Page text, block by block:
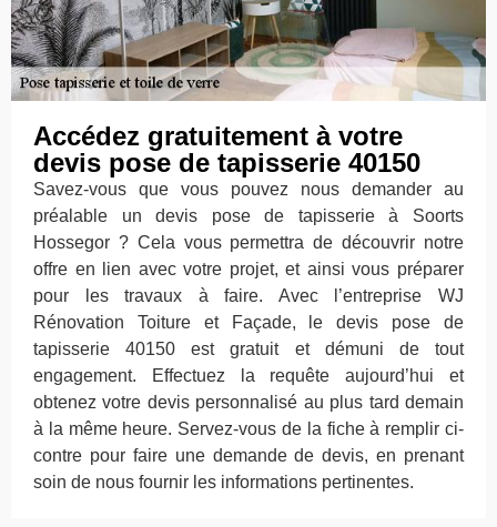
Accédez gratuitement à votre
devis pose de tapisserie 40150
Savez-vous que vous pouvez nous demander au
préalable un devis pose de tapisserie à Soorts
Hossegor ? Cela vous permettra de découvrir notre
offre en lien avec votre projet, et ainsi vous préparer
pour les travaux à faire. Avec l’entreprise WJ
Rénovation Toiture et Façade, le devis pose de
tapisserie 40150 est gratuit et démuni de tout
engagement. Effectuez la requête aujourd’hui et
obtenez votre devis personnalisé au plus tard demain
à la même heure. Servez-vous de la fiche à remplir ci-
contre pour faire une demande de devis, en prenant
soin de nous fournir les informations pertinentes.